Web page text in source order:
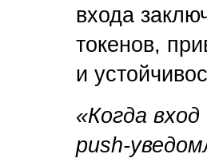
входа
токенов,
и
«Когда
push-